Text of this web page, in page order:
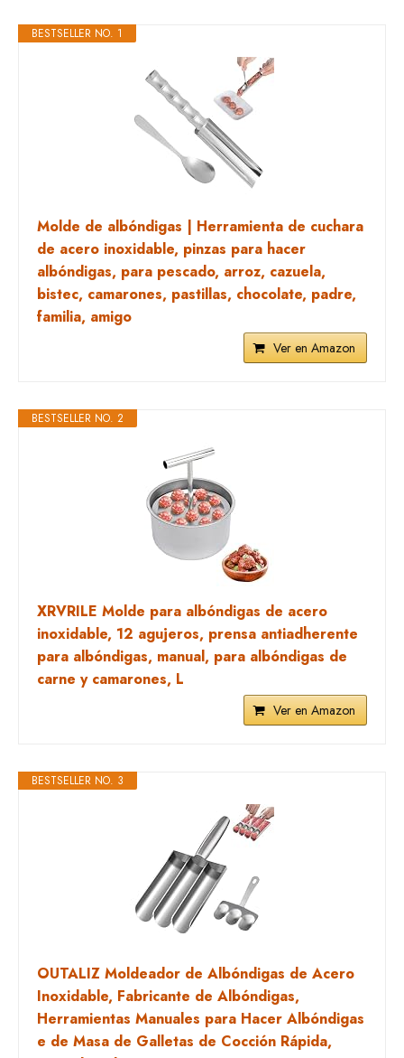
BESTSELLER NO. 1
Molde de albóndigas | Herramienta de cuchara
de acero inoxidable, pinzas para hacer
albóndigas, para pescado, arroz, cazuela,
bistec, camarones, pastillas, chocolate, padre,
familia, amigo
Ver en Amazon
BESTSELLER NO. 2
XRVRILE Molde para albóndigas de acero
inoxidable, 12 agujeros, prensa antiadherente
para albóndigas, manual, para albóndigas de
carne y camarones, L
Ver en Amazon
BESTSELLER NO. 3
OUTALIZ Moldeador de Albóndigas de Acero
Inoxidable, Fabricante de Albóndigas,
Herramientas Manuales para Hacer Albóndigas
e de Masa de Galletas de Cocción Rápida,